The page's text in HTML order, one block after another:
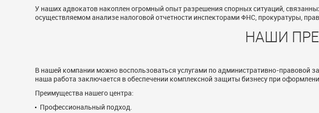
У наших адвокатов накоплен огромный опыт разрешения спорных ситуаций,
осуществляемом анализе налоговой отчетности инспекторами ФНС, прокуратуры,
НАШИ
В нашей компании можно воспользоваться услугами по административно-правовой
наша работа заключается в обеспечении комплексной защиты бизнесу при
Преимущества нашего центра:
Профессиональный подход.